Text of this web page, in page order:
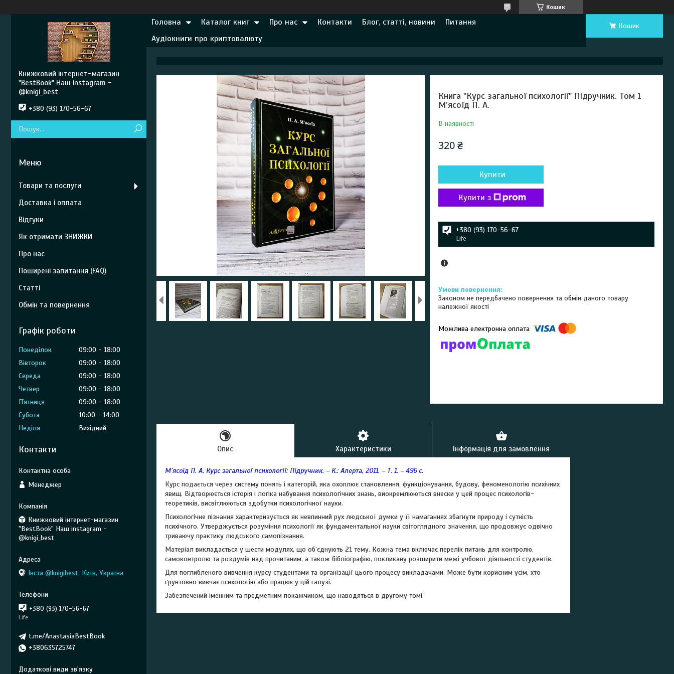
Кошик
Головна Каталог книг Про нас Контакти Блог, статті, новини
Питання
Аудіокниги про криптовалюту
Кошик
Книга "Курс загальної психології" Підручник. Том 1
М’ясоїд П. А.
В наявності
320 ₴
Купити
Купити з
+380 (93) 170-56-67
Life
Законом не передбачено повернення та обмін даного товару
належної якості
Опис Характеристики Інформація для замовлення
М’ясоїд П. А. Курс загальної психології: Підручник. – К.: Алерта, 2011. – Т. 1. – 496 c.
Курс подається через систему понять і категорій, яка охоплює становлення, функціонування, будову, феноменологію психічних
явищ. Відтворюється історія і логіка набування психологічних знань, виокремлюються внески у цей процес психологів-
теоретиків, висвітлюються здобутки психологічної науки.
Психологічне пізнання характеризується як невпинний рух людської думки у її намаганнях збагнути природу і сутність
психічного. Утверджується розуміння психології як фундаментальної науки світоглядного значення, що продовжує одвічно
триваючу практику людського самопізнання.
Матеріал викладається у шести модулях, що об’єднують 21 тему. Кожна тема включає перелік питань для контролю,
самоконтролю та роздумів над прочитаним, а також бібліографію, покликану розширити межі учбової діяльності студентів.
Для поглибленого вивчення курсу студентами та організації цього процесу викладачами. Може бути корисним усім, хто
ґрунтовно вивчає психологію або працює у цій галузі.
Забезпечений іменним та предметним покажчиком, що наводяться в другому томі.
Книжковий інтернет-магазин
"BestBook" Наш instagram -
@knigi_best
+380 (93) 170-56-67
Товари та послуги
Доставка і оплата
Відгуки
Як отримати ЗНИЖКИ
Про нас
Поширені запитання (FAQ)
Статті
Обмін та повернення
Графік роботи
Понеділок 09:00
18:00
Вівторок
09:00
18:00
Середа
09:00
18:00
Четвер
09:00
18:00
Пʼятниця
09:00
18:00
Субота
10:00
14:00
Неділя
Вихідний
Контакти
Менеджер
Книжковий інтернет-магазин
"BestBook" Наш instagram -
@knigi_best
Інста @knigibest, Київ, Україна
+380 (93) 170-56-67
Life
t.me/AnastasiaBestBook
+380635725747